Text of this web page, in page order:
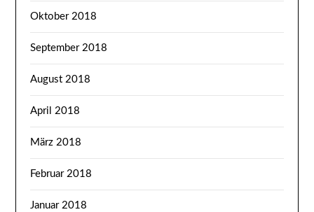
Oktober 2018
September 2018
August 2018
April 2018
März 2018
Februar 2018
Januar 2018